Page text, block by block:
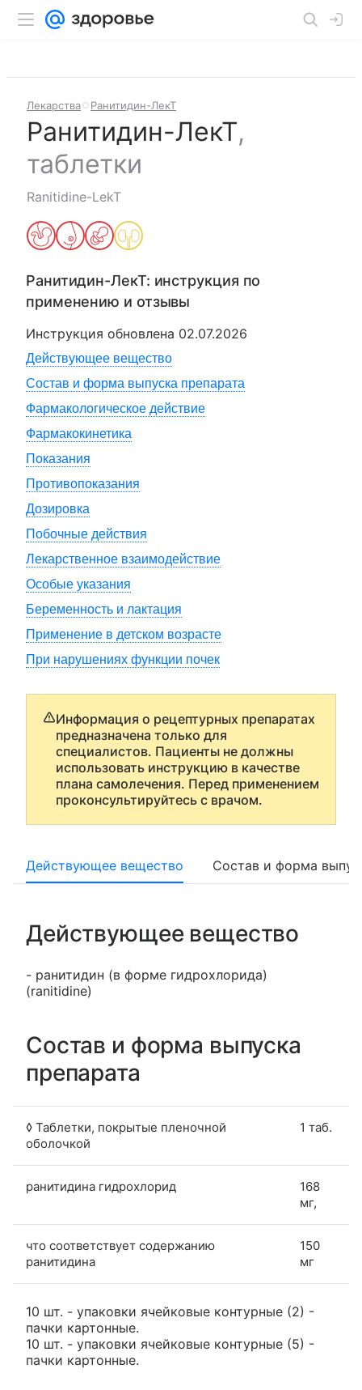
Лекарства Ранитидин-ЛекТ
Ранитидин-ЛекТ,
таблетки
Ranitidine-LekT
Ранитидин-ЛекТ: инструкция по
применению и отзывы
Инструкция обновлена 02.07.2026
Действующее вещество
Состав и форма выпуска препарата
Фармакологическое действие
Фармакокинетика
Показания
Противопоказания
Дозировка
Побочные действия
Лекарственное взаимодействие
Особые указания
Беременность и лактация
Применение в детском возрасте
При нарушениях функции почек
Информация о рецептурных препаратах
предназначена только для
специалистов. Пациенты не должны
использовать инструкцию в качестве
плана самолечения. Перед применением
проконсультируйтесь с врачом.
Действующее вещество Состав и форма
Действующее вещество
- ранитидин (в форме гидрохлорида)
(ranitidine)
Состав и форма выпуска
препарата
◊ Таблетки, покрытые пленочной
оболочкой
1 таб.
ранитидина гидрохлорид
168
мг,
что соответствует содержанию
ранитидина
150
мг
10 шт. - упаковки ячейковые контурные (2) -
пачки картонные.
10 шт. - упаковки ячейковые контурные (5) -
пачки картонные.